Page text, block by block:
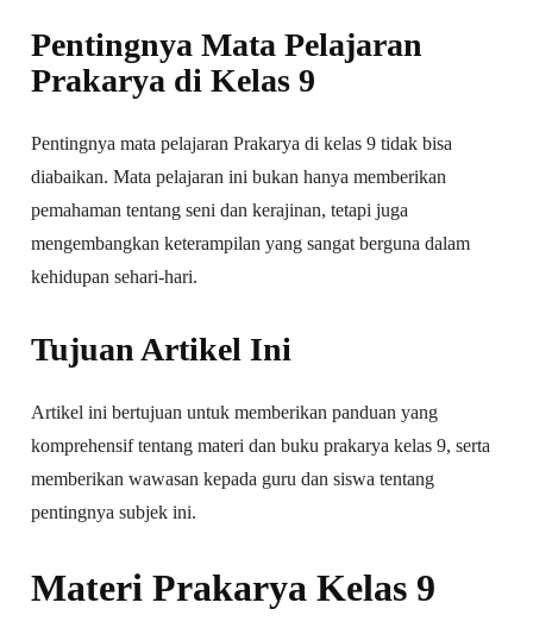
Pentingnya Mata Pelajaran
Prakarya di Kelas 9
Pentingnya mata pelajaran Prakarya di kelas 9 tidak bisa
diabaikan. Mata pelajaran ini bukan hanya memberikan
pemahaman tentang seni dan kerajinan, tetapi juga
mengembangkan keterampilan yang sangat berguna dalam
kehidupan sehari-hari.
Tujuan Artikel Ini
Artikel ini bertujuan untuk memberikan panduan yang
komprehensif tentang materi dan buku prakarya kelas 9, serta
memberikan wawasan kepada guru dan siswa tentang
pentingnya subjek ini.
Materi Prakarya Kelas 9